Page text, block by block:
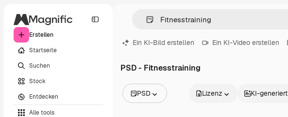
Erstellen
Startseite
Suchen
Stock
Entdecken
Alle tools
Ein KI-Bild erstellen Ein KI-Video erstellen
PSD - Fitnesstraining
PSD Lizenz KI-generiert